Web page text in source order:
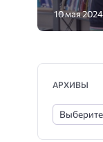
10 мая 2024
АРХИВЫ